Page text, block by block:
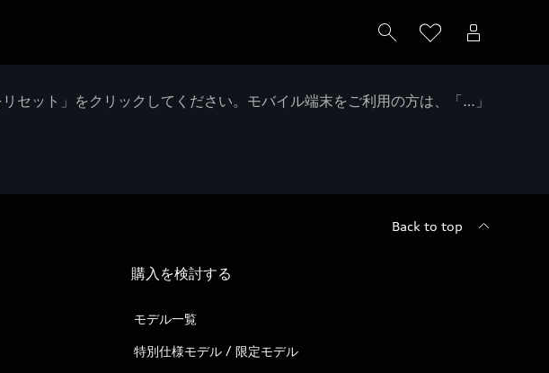
ット」をクリックしてください。モバイル端末をご利用の方は、「…」
Back to top
購入を検討する
モデル一覧
特別仕様モデル / 限定モデル